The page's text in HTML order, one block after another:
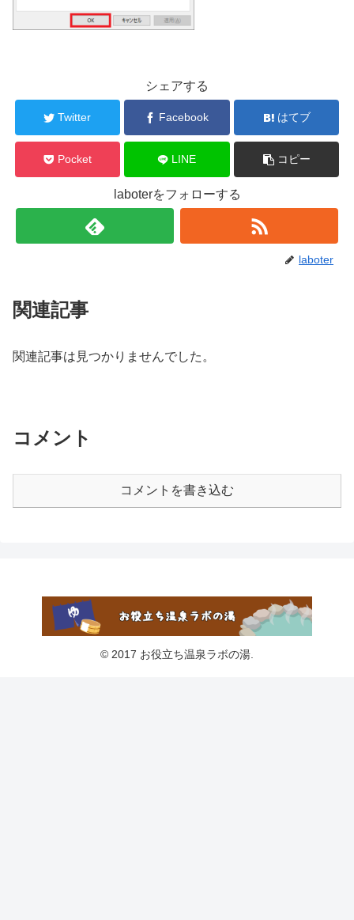
シェアする
Twitter Facebook はてブ
Pocket LINE コピー
laboterをフォローする
laboter
関連記事
関連記事は見つかりませんでした。
コメント
コメントを書き込む
© 2017 お役立ち温泉ラボの湯.